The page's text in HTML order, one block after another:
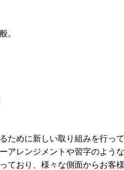
。
ために新しい取り組みを行って
アレンジメントや習字のよう
ており、様々な側面からお客